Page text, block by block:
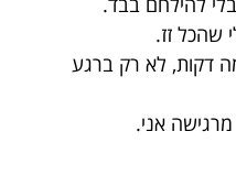
שהכל זז.
דקות, לא רק ברגע
אני.